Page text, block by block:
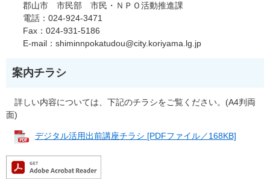
郡山市 市民部 市民・ＮＰＯ活動推進課
電話：024-924-3471
Fax：024-931-5186
E-mail：shiminnpokatudou@city.koriyama.lg.jp
案内チラシ
詳しい内容については、下記のチラシをご覧ください。(A4判両
面)
デジタル活用出前講座チラシ [PDFファイル／168KB]